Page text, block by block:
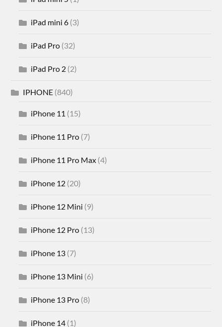
iPad mini 6 (3)
iPad Pro (32)
iPad Pro 2 (2)
IPHONE (840)
iPhone 11 (15)
iPhone 11 Pro (7)
iPhone 11 Pro Max (4)
iPhone 12 (20)
iPhone 12 Mini (9)
iPhone 12 Pro (13)
iPhone 13 (7)
iPhone 13 Mini (6)
iPhone 13 Pro (8)
iPhone 14 (1)